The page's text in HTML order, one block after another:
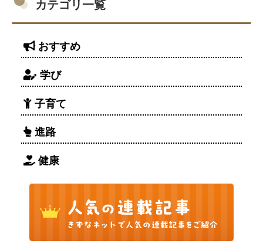
カテゴリ一覧
おすすめ
学び
子育て
進路
健康